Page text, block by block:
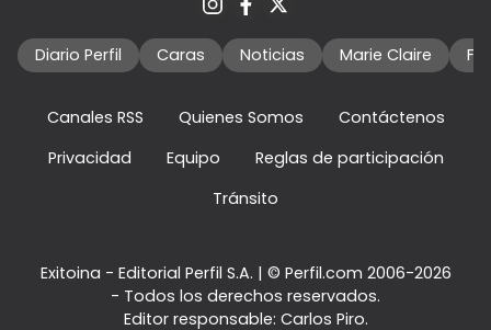
Diario Perfil Caras Noticias Marie Claire
Canales RSS Quienes Somos
Contáctenos
Privacidad
Equipo
Reglas de participación
Tránsito
Exitoina - Editorial Perfil S.A. | © Perfil.com 2006-2026
- Todos los derechos reservados.
Editor responsable: Carlos Piro.